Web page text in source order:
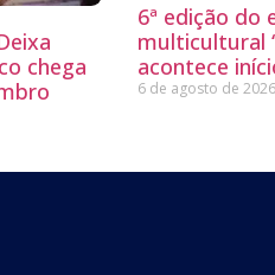
chega
6ª edição do
multicultural
acontece
6 de agosto de 2026